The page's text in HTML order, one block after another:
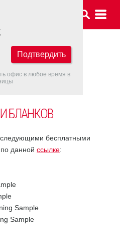
БЛАНКОВ
бесплатными
данной ссылке:
Sample
Sample
Подтвердить
офис в любое время в